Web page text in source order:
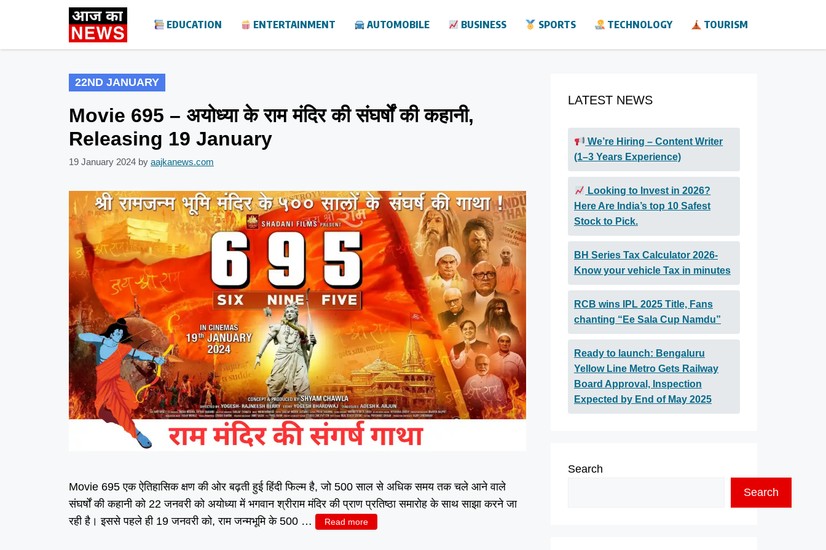
EDUCATION ENTERTAINMENT AUTOMOBILE BUSINESS SPORTS TECHNOLOGY TOURISM
22ND JANUARY
Movie 695 – अयोध्या के राम मंदिर की संघर्षों की कहानी,
Releasing 19 January
19 January 2024 by aajkanews.com
Movie 695 एक ऐतिहासिक क्षण की ओर बढ़ती हुई हिंदी फिल्म है, जो 500 साल से अधिक समय तक चले आने वाले
संघर्षों की कहानी को 22 जनवरी को अयोध्या में भगवान श्रीराम मंदिर की प्राण प्रतिष्ठा समारोह के साथ साझा करने जा
रही है। इससे पहले ही 19 जनवरी को, राम जन्मभूमि के 500 …
Read more
LATEST NEWS
We’re Hiring – Content Writer
(1–3 Years Experience)
Looking to Invest in 2026?
Here Are India’s top 10 Safest
Stock to Pick.
BH Series Tax Calculator 2026-
Know your vehicle Tax in minutes
RCB wins IPL 2025 Title, Fans
chanting “Ee Sala Cup Namdu”
Ready to launch: Bengaluru
Yellow Line Metro Gets Railway
Board Approval, Inspection
Expected by End of May 2025
Search
Search